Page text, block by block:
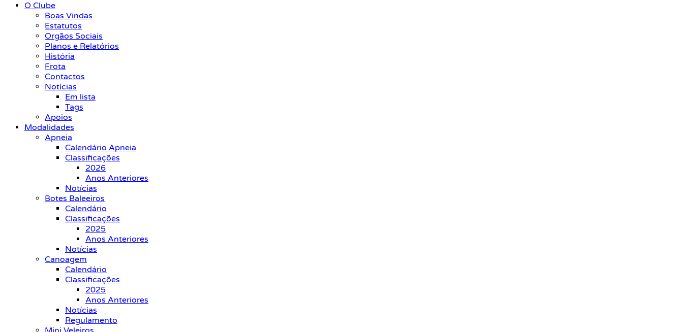
O Clube
Boas Vindas
Estatutos
Orgãos Sociais
Planos e Relatórios
História
Frota
Contactos
Notícias
Em lista
Tags
Apoios
Modalidades
Apneia
Calendário Apneia
Classificações
2026
Anos Anteriores
Notícias
Botes Baleeiros
Calendário
Classificações
2025
Anos Anteriores
Notícias
Canoagem
Calendário
Classificações
2025
Anos Anteriores
Notícias
Regulamento